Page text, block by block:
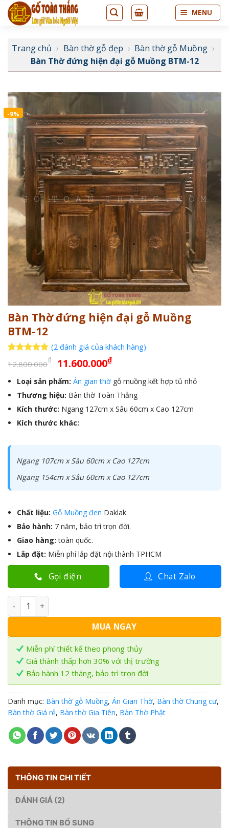
Bỏ
qua
dung
MENU
Trang chủ › Bàn thờ gỗ đẹp › Bàn thờ gỗ Muồng ›
Bàn Thờ đứng hiện đại gỗ Muồng BTM-12
-9%
Bàn Thờ đứng hiện đại gỗ Muồng
BTM-12
dựa trên
(2 đánh giá của khách hàng)
12.800.000₫ Giá
gốc
là:
12.800.000₫.
11.600.000₫Giá
hiện
tại
là:
11.600.000₫.
Loại sản phẩm:Án gian thờ gỗ muồng kết hợp tủ nhỏ
Thương hiệu: Bàn thờ Toàn Thắng
Kích thước: Ngang 127cm x Sâu 60cm x Cao 127cm
Kích thước khác:
Ngang 107cm x Sâu 60cm x Cao 127cm
Ngang 154cm x Sâu 60cm x Cao 127cm
Chất liệu: Gỗ Muồng đen Daklak
Bảo hành: 7 năm, bảo trì trọn đời.
Giao hàng: toàn quốc.
Lắp đặt: Miễn phí lắp đặt nội thành TPHCM
Gọi điện Chat Zalo
Bàn Thờ đứng hiện đại gỗ Muồng BTM-12 số lượng
MUA NGAY
Miễn phí thiết kế theo phong thủy
Giá thành thấp hơn 30% với thị trường
Bảo hành 12 tháng, bảo trì trọn đời
Danh mục: Bàn thờ gỗ Muồng, Án Gian Thờ, Bàn thờ Chung cư,
Bàn thờ Giá rẻ, Bàn thờ Gia Tiên, Bàn Thờ Phật
THÔNG TIN CHI TIẾT
ĐÁNH GIÁ (2)
THÔNG TIN BỔ SUNG